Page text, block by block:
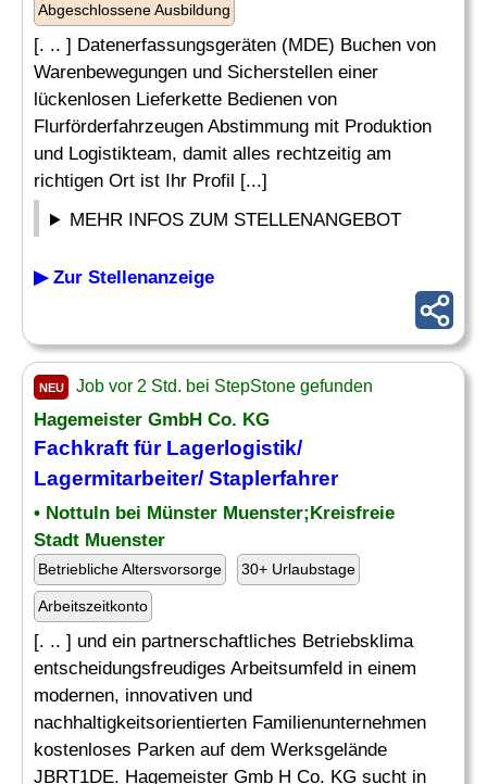
Abgeschlossene Ausbildung
[. .. ] Datenerfassungsgeräten (MDE) Buchen von
Warenbewegungen und Sicherstellen einer
lückenlosen Lieferkette Bedienen von
Flurförderfahrzeugen Abstimmung mit Produktion
und Logistikteam, damit alles rechtzeitig am
richtigen Ort ist Ihr Profil [...]
MEHR INFOS ZUM STELLENANGEBOT
▶ Zur Stellenanzeige
NEU Job vor 2 Std. bei StepStone gefunden
Hagemeister GmbH Co. KG
Fachkraft für Lagerlogistik/
Lagermitarbeiter/ Staplerfahrer
• Nottuln bei Münster Muenster;Kreisfreie
Stadt Muenster
Betriebliche Altersvorsorge 30+ Urlaubstage
Arbeitszeitkonto
[. .. ] und ein partnerschaftliches Betriebsklima
entscheidungsfreudiges Arbeitsumfeld in einem
modernen, innovativen und
nachhaltigkeitsorientierten Familienunternehmen
kostenloses Parken auf dem Werksgelände
JBRT1DE. Hagemeister Gmb H Co. KG sucht in